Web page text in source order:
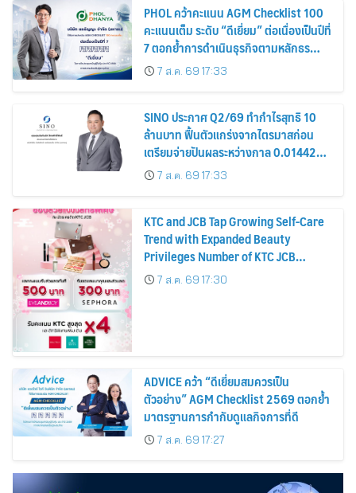
PHOL คว้าคะแนน AGM Checklist 100
คะแนนเต็ม ระดับ “ดีเยี่ยม” ต่อเนื่องเป็นปีที่
7 ตอกย้ำการดำเนินธุรกิจตามหลักธร
รมาภิบาล โปร่งใส สร้างความเชื่อมั่นผู้ถือ
หุ้น
7 ส.ค. 69 17:33
SINO ประกาศ Q2/69 ทำกำไรสุทธิ 10
ล้านบาท ฟื้นตัวแกร่งจากไตรมาสก่อน
เตรียมจ่ายปันผลระหว่างกาล 0.014423
บาทต่อหุ้น ครึ่งปีหลังมุ่งเติบโตต่อเนื่อง
7 ส.ค. 69 17:33
KTC and JCB Tap Growing Self-Care
Trend with Expanded Beauty
Privileges Number of KTC JCB
Cardmembers Spending on
Cosmetics Rises 26%
7 ส.ค. 69 17:30
ADVICE คว้า “ดีเยี่ยมสมควรเป็น
ตัวอย่าง” AGM Checklist 2569 ตอกย้ำ
มาตรฐานการกำกับดูแลกิจการที่ดี
7 ส.ค. 69 17:27